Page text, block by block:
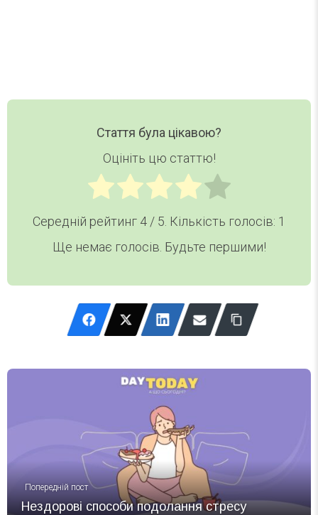
Стаття була цікавою?
Оцініть цю статтю!
Середній рейтинг 4 / 5. Кількість голосів: 1
Ще немає голосів. Будьте першими!
Попередній пост
Нездорові способи подолання стресу